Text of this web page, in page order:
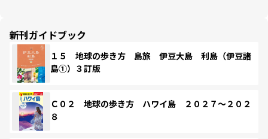
新刊ガイドブック
１５ 地球の歩き方 島旅 伊豆大島 利島（伊豆諸
島①）３訂版
Ｃ０２ 地球の歩き方 ハワイ島 ２０２７～２０２
８